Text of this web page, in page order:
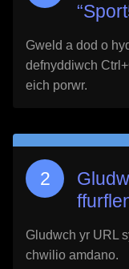
“
Gweld a dod o
defnyddiwch
eich porwr.
Gludwch yr URL
chwilio amdano.